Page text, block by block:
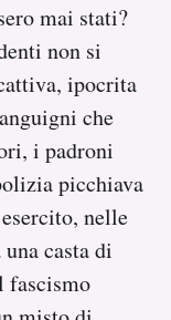
mai stati?
non si
ipocrita
che
i padroni
picchiava
nelle
casta di
fascismo